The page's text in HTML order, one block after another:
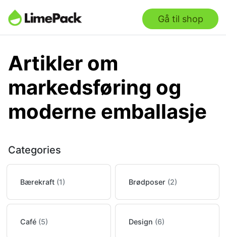
Gå til shop
Artikler om
markedsføring og
moderne emballasje
Categories
Bærekraft (1) Brødposer (2)
Café (5) Design (6)